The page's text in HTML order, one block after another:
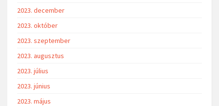
2023. december
2023. október
2023. szeptember
2023. augusztus
2023. július
2023. június
2023. május